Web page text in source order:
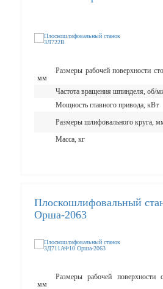
Размеры рабочей поверхности
мм
Частота вращения шпинделя, об/
Мощность главного привода, кВт
Размеры шлифовального круга,
Масса, кг
Плоскошлифовальный
Орша-2063
Размеры рабочей поверхности
мм